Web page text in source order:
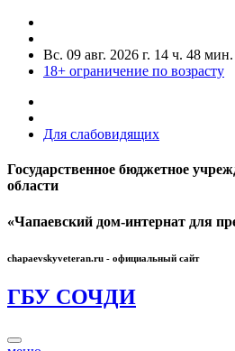
Вс. 09 авг. 2026 г. 14 ч. 48 мин.
18+ ограничение по возрасту
Для слабовидящих
Государственное бюджетное
области
«Чапаевский дом-интернат для
chapaevskyveteran.ru - официальный сайт
ГБУ СОЧДИ